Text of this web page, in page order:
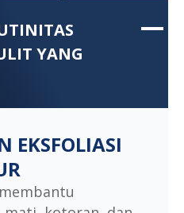
YANG
EKSFOLIASI